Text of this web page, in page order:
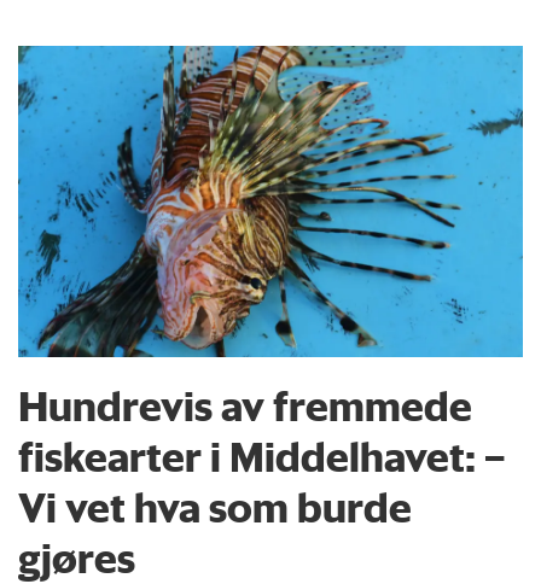
Hundrevis av fremmede
fiskearter i Middelhavet: –
Vi vet hva som burde
gjøres